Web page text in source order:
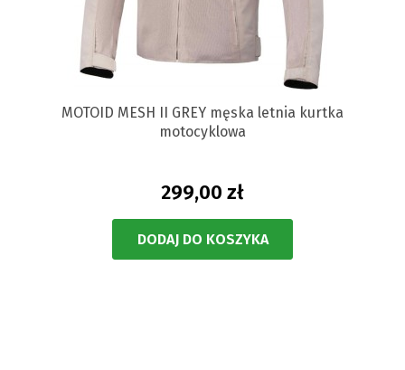
MOTOID MESH II GREY męska letnia kurtka
motocyklowa
299,00 zł
DODAJ DO KOSZYKA